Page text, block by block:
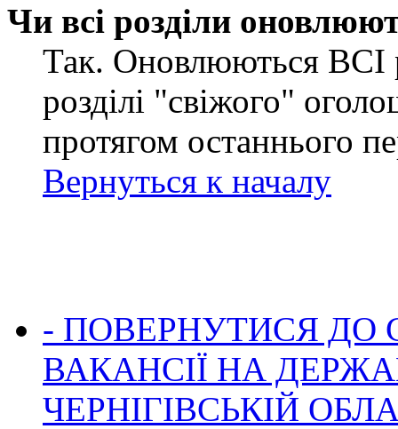
Чи всі розділи
Так. Оновлюються ВСІ
розділі "свіжого"
протягом останнього
Вернуться к началу
- ПОВЕРНУТИСЯ ДО
ВАКАНСІЇ НА
ЧЕРНІГІВСЬКІЙ